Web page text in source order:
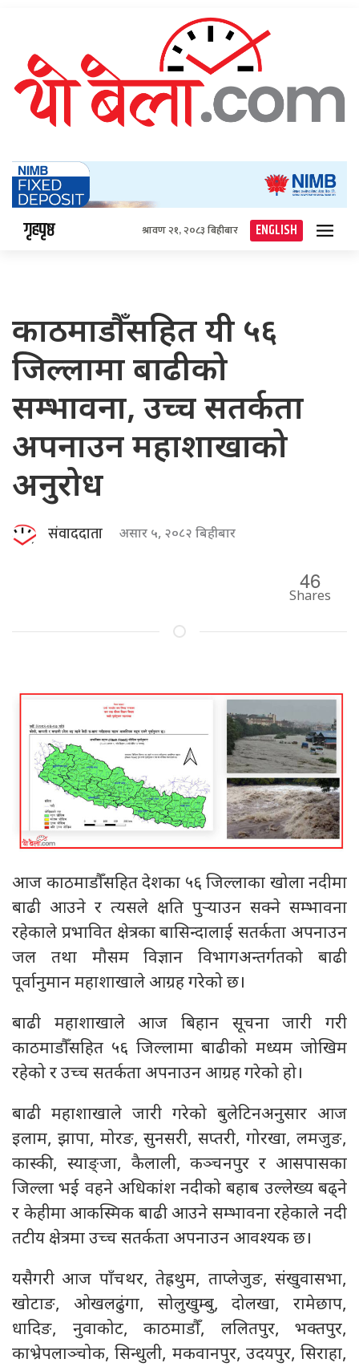
गृहपृष्ठ श्रावण २१, २०८३ बिहीबार ENGLISH
काठमाडौँसहित यी ५६
जिल्लामा बाढीको
सम्भावना, उच्च सतर्कता
अपनाउन महाशाखाको
अनुरोध
संवाददाता असार ५, २०८२ बिहीबार
46
Shares
आज काठमाडौँसहित देशका ५६ जिल्लाका खोला नदीमा
बाढी आउने र त्यसले क्षति पुर्‍याउन सक्ने सम्भावना
रहेकाले प्रभावित क्षेत्रका बासिन्दालाई सतर्कता अपनाउन
जल तथा मौसम विज्ञान विभागअन्तर्गतको बाढी
पूर्वानुमान महाशाखाले आग्रह गरेको छ।
बाढी महाशाखाले आज बिहान सूचना जारी गरी
काठमाडौँसहित ५६ जिल्लामा बाढीको मध्यम जोखिम
रहेको र उच्च सतर्कता अपनाउन आग्रह गरेको हो।
बाढी महाशाखाले जारी गरेको बुलेटिनअनुसार आज
इलाम, झापा, मोरङ, सुनसरी, सप्तरी, गोरखा, लमजुङ,
कास्की, स्याङ्जा, कैलाली, कञ्चनपुर र आसपासका
जिल्ला भई वहने अधिकांश नदीको बहाब उल्लेख्य बढ्ने
र केहीमा आकस्मिक बाढी आउने सम्भावना रहेकाले नदी
तटीय क्षेत्रमा उच्च सतर्कता अपनाउन आवश्यक छ।
यसैगरी आज पाँचथर, तेह्रथुम, ताप्लेजुङ, संखुवासभा,
खोटाङ, ओखलढुंगा, सोलुखुम्बु, दोलखा, रामेछाप,
धादिङ, नुवाकोट, काठमाडौँ, ललितपुर, भक्तपुर,
काभ्रेपलाञ्चोक, सिन्धुली, मकवानपुर, उदयपुर, सिराहा,